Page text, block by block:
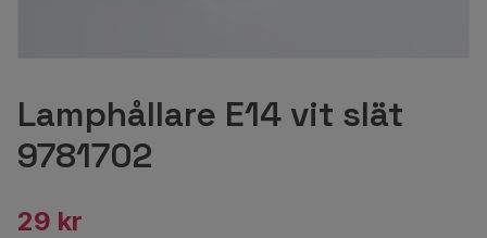
Lamphållare E14 vit slät
9781702
29 kr